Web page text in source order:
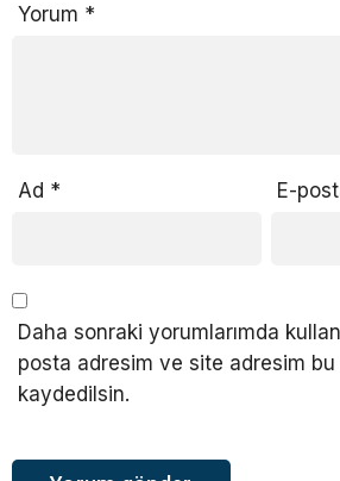
Yorum *
Ad * E-
Daha sonraki yorumlarımda
posta adresim ve site adresim bu
kaydedilsin.